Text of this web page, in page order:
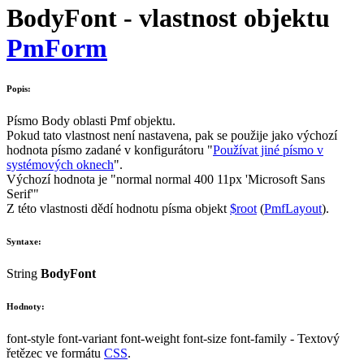
BodyFont - vlastnost objektu
PmForm
Popis:
Písmo Body oblasti Pmfobjektu.
Pokud tato vlastnost není nastavena, pak se použije jako výchozí
hodnota písmo zadané v konfigurátoru "Používat jiné písmo v
systémových oknech".
Výchozí hodnota je "normal normal 400 11px 'Microsoft Sans
Serif'"
Z této vlastnosti dědí hodnotu písma objekt $root (PmfLayout).
Syntaxe:
String BodyFont
Hodnoty:
font-style font-variant font-weight font-size font-family - Textový
řetězec ve formátu CSS.